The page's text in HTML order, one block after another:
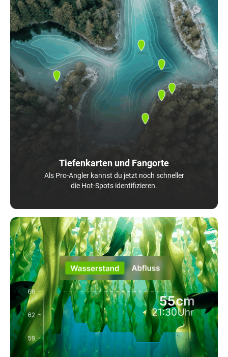
Tiefenkarten und Fangorte
Als Pro-Angler kannst du jetzt noch schneller
die Hot-Spots identifizieren.